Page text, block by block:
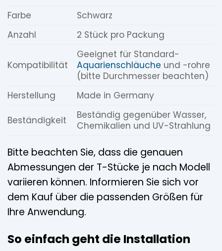
Farbe
Schwarz
Anzahl
2 Stück pro Packung
Kompatibilität
Geeignet für Standard-
Aquarienschläuche und -rohre
(bitte Durchmesser beachten)
Herstellung
Made in Germany
Beständigkeit
Beständig gegenüber Wasser,
Chemikalien und UV-Strahlung
Bitte beachten Sie, dass die genauen
Abmessungen der T-Stücke je nach Modell
variieren können. Informieren Sie sich vor
dem Kauf über die passenden Größen für
Ihre Anwendung.
So einfach geht die Installation